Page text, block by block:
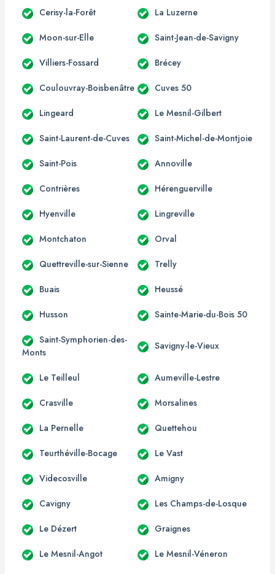
Cerisy-la-Forêt La Luzerne
Moon-sur-Elle Saint-Jean-de-Savigny
Villiers-Fossard Brécey
Coulouvray-Boisbenâtre Cuves 50
Lingeard Le Mesnil-Gilbert
Saint-Laurent-de-Cuves Saint-Michel-de-Montjoie
Saint-Pois Annoville
Contrières Hérenguerville
Hyenville Lingreville
Montchaton Orval
Quettreville-sur-Sienne Trelly
Buais Heussé
Husson Sainte-Marie-du-Bois 50
Saint-Symphorien-des-
Monts
Savigny-le-Vieux
Le Teilleul Aumeville-Lestre
Crasville Morsalines
La Pernelle Quettehou
Teurthéville-Bocage Le Vast
Videcosville Amigny
Cavigny Les Champs-de-Losque
Le Dézert Graignes
Le Mesnil-Angot Le Mesnil-Véneron